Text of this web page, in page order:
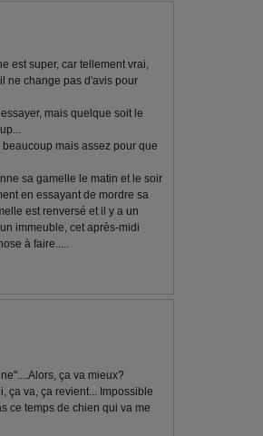
est super, car tellement vrai,
ne change pas d'avis pour
mais quelque soit le
mais assez pour que
sa gamelle le matin et le soir
en essayant de mordre sa
est renversé et il y a un
immeuble, cet après-midi
à faire.....
ça va mieux?
ça va, ça revient... Impossible
ce temps de chien qui va me